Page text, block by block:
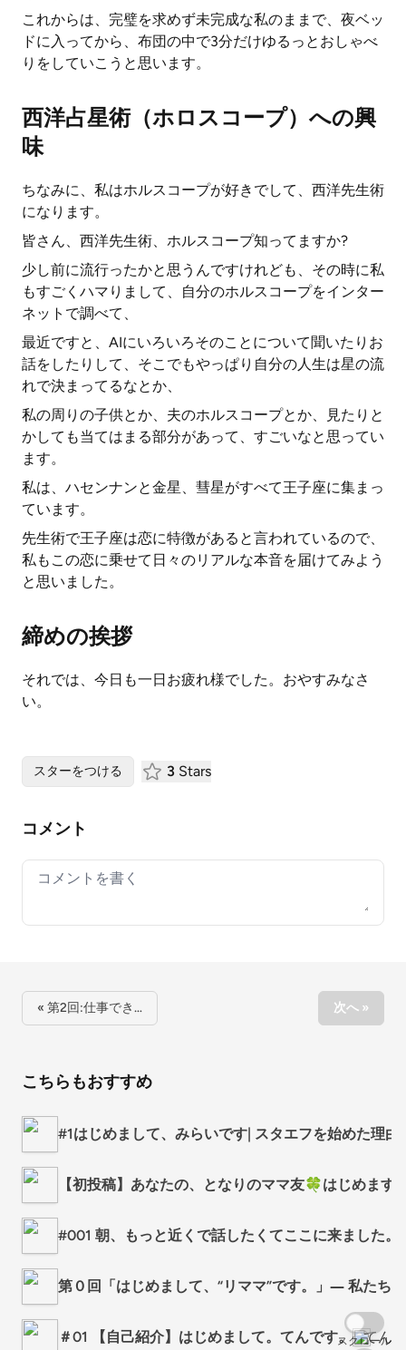
これからは、完璧を求めず未完成な私のままで、夜ベッ
ドに入ってから、布団の中で3分だけゆるっとおしゃべ
りをしていこうと思います。
西洋占星術（ホロスコープ）への興
味
ちなみに、私はホルスコープが好きでして、西洋先生術
になります。
皆さん、西洋先生術、ホルスコープ知ってますか?
少し前に流行ったかと思うんですけれども、その時に私
もすごくハマりまして、自分のホルスコープをインター
ネットで調べて、
最近ですと、AIにいろいろそのことについて聞いたりお
話をしたりして、そこでもやっぱり自分の人生は星の流
れで決まってるなとか、
私の周りの子供とか、夫のホルスコープとか、見たりと
かしても当てはまる部分があって、すごいなと思ってい
ます。
私は、ハセンナンと金星、彗星がすべて王子座に集まっ
ています。
先生術で王子座は恋に特徴があると言われているので、
私もこの恋に乗せて日々のリアルな本音を届けてみよう
と思いました。
締めの挨拶
それでは、今日も一日お疲れ様でした。おやすみなさ
い。
スターをつける 3 Stars
コメント
Your comment
« 第2回:仕事でき… 次へ »
こちらもおすすめ
#1はじめまして、みらいです| スタエフを始めた理由
【初投稿】あなたの、となりのママ友🍀はじめます
#001 朝、もっと近くで話したくてここに来ました。
第０回「はじめまして、“リママ”です。」― 私たち
＃01 【自己紹介】はじめまして。てんです。 てん
スクロール